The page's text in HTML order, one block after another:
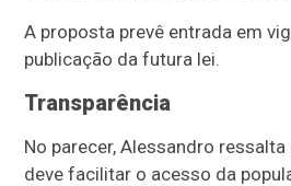
A proposta prevê entrada em
publicação da futura lei.
Transparência
No parecer, Alessandro
deve facilitar o acesso da